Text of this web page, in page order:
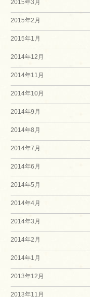
2015年3月
2015年2月
2015年1月
2014年12月
2014年11月
2014年10月
2014年9月
2014年8月
2014年7月
2014年6月
2014年5月
2014年4月
2014年3月
2014年2月
2014年1月
2013年12月
2013年11月